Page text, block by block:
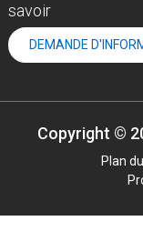
savoir
DEMANDE
Copyright ©
Plan